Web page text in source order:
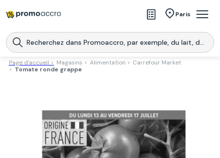
Paris
Magasins
Produits
Page d'accueil > Magasins > Alimentation > Carrefour Market
> Tomate ronde grappe